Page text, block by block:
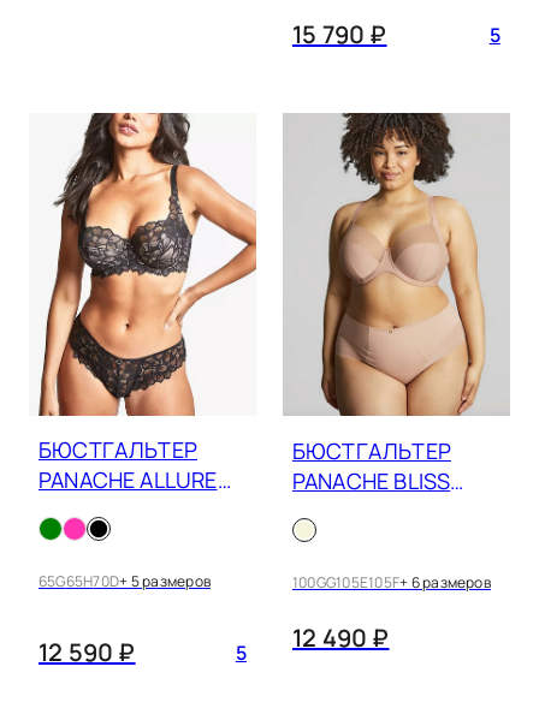
15 790 ₽ 5
БЮСТГАЛЬТЕР
PANACHE ALLURE
65G65H70D+ 5 размеров
12 590 ₽ 5
БЮСТГАЛЬТЕР
PANACHE BLISS
10685
100GG105E105F+ 6 размеров
12 490 ₽